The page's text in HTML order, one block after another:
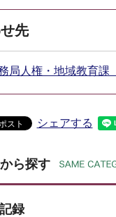
先
局人権・地域教育課
シェアする
ら探す
録